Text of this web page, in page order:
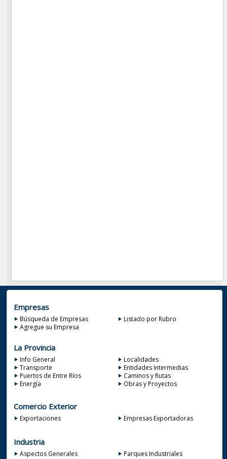
Empresas
Búsqueda de Empresas
Listado por Rubro
Agregue su Empresa
La Provincia
Info General
Localidades
Transporte
Entidades Intermedias
Puertos de Entre Ríos
Caminos y Rutas
Energía
Obras y Proyectos
Comercio Exterior
Exportaciones Empresas Exportadoras
Industria
Aspectos Generales Parques Industriales